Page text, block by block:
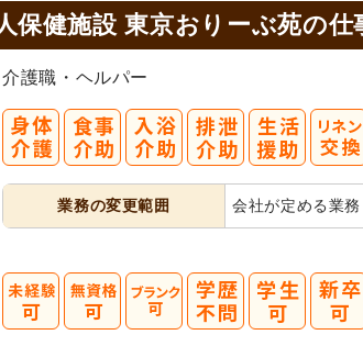
保健施設 東京おりーぶ苑の仕
介護職・ヘルパー
業務の変更範囲 会社が定める業務